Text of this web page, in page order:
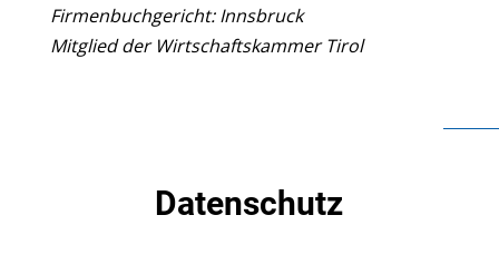
Firmenbuchgericht: Innsbruck
Mitglied der Wirtschaftskammer Tirol
Datenschutz